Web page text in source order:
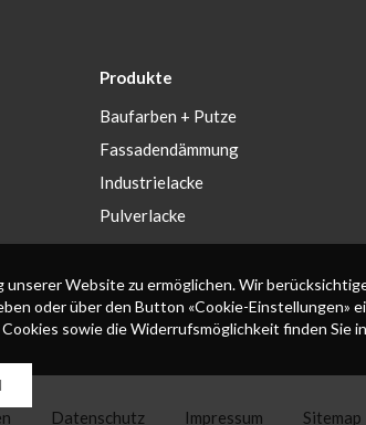
Produkte
Baufarben + Putze
Fassadendämmung
Industrielacke
Pulverlacke
Datenschutz Impressum Sitemap
Website zu ermöglichen. Wir
oder über den Button «Cookie-
sowie die Widerrufsmöglichkeit finden Sie